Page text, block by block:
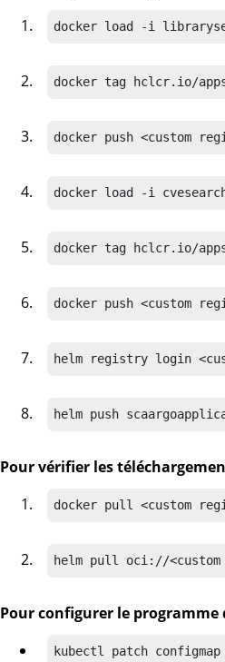
docker load -i
docker tag hclcr.io/
docker push <custom
docker load -i
docker tag hclcr.io/
docker push <custom
helm registry login
helm push
Pour vérifier les
docker pull <custom
helm pull oci://<custom
Pour configurer le programme
kubectl patch